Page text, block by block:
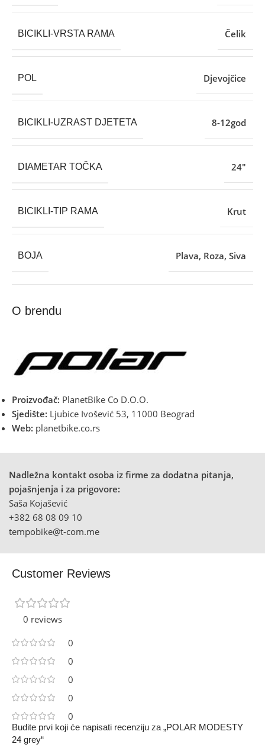
BICIKLI-VRSTA RAMA Čelik
POL Djevojčice
BICIKLI-UZRAST DJETETA 8-12god
DIAMETAR TOČKA 24″
BICIKLI-TIP RAMA Krut
BOJA Plava, Roza, Siva
O brendu
Proizvođač: PlanetBike Co D.O.O.
Sjedište: Ljubice Ivošević 53, 11000 Beograd
Web: planetbike.co.rs
Nadležna kontakt osoba iz firme za dodatna pitanja,
pojašnjenja i za prigovore:
Saša Kojašević
+382 68 08 09 10
tempobike@t-com.me
Customer Reviews
0 reviews
0
0
0
0
0
Budite prvi koji će napisati recenziju za „POLAR MODESTY
24 grey“